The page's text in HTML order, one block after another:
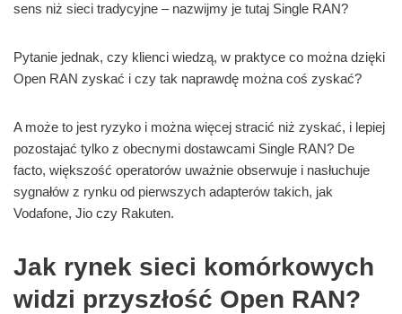
sens niż sieci tradycyjne – nazwijmy je tutaj Single RAN?
Pytanie jednak, czy klienci wiedzą, w praktyce co można dzięki
Open RAN zyskać i czy tak naprawdę można coś zyskać?
A może to jest ryzyko i można więcej stracić niż zyskać, i lepiej
pozostajać tylko z obecnymi dostawcami Single RAN? De
facto, większość operatorów uważnie obserwuje i nasłuchuje
sygnałów z rynku od pierwszych adapterów takich, jak
Vodafone, Jio czy Rakuten.
Jak rynek sieci komórkowych
widzi przyszłość Open RAN?